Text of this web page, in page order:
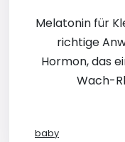
Melatonin für
richtige
Hormon, das
Wach-
baby